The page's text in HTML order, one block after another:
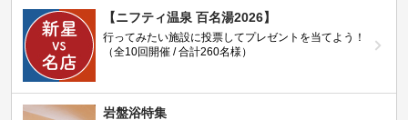
【ニフティ温泉 百名湯2026】
行ってみたい施設に投票してプレゼントを当てよう！
（全10回開催 / 合計260名様）
岩盤浴特集